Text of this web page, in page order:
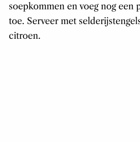
soepkommen en voeg nog een
toe. Serveer met
citroen.